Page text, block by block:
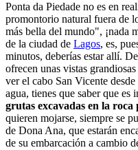
Ponta da Piedade no es en
promontorio natural fuera de
más bella del mundo", ¡nada
de la ciudad de Lagos, es,
minutos, deberías estar allí.
ofrecen unas vistas
ver el cabo San Vicente
agua, tienes que saber que
grutas excavadas en la
quieren mojarse, siempre se
de Dona Ana, que estarán
de su embarcación a cambio